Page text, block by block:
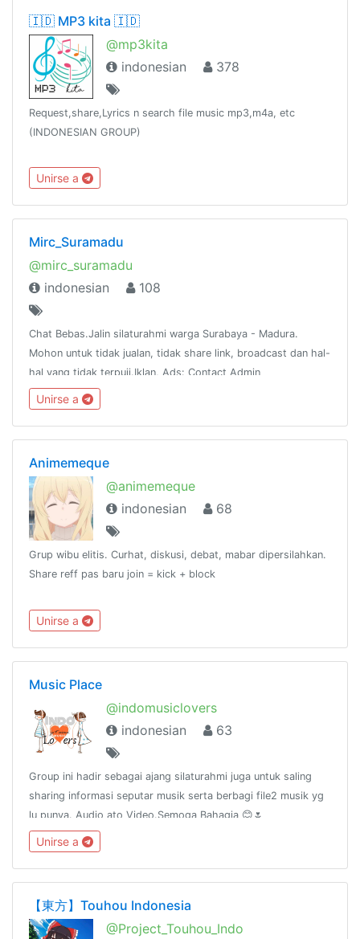
🇮🇩 MP3 kita 🇮🇩
@mp3kita
indonesian
378
Request,share,Lyrics n search file music mp3,m4a, etc
(INDONESIAN GROUP)
Unirse a
Mirc_Suramadu
@mirc_suramadu
indonesian
108
Chat Bebas.Jalin silaturahmi warga Surabaya - Madura.
Mohon untuk tidak jualan, tidak share link, broadcast dan hal-
hal yang tidak terpuji.Iklan, Ads: Contact Admin
Unirse a
Animemeque
@animemeque
indonesian
68
Grup wibu elitis. Curhat, diskusi, debat, mabar dipersilahkan.
Share reff pas baru join = kick + block
Unirse a
Music Place
@indomusiclovers
indonesian
63
Group ini hadir sebagai ajang silaturahmi juga untuk saling
sharing informasi seputar musik serta berbagi file2 musik yg
lu punya. Audio ato Video.Semoga Bahagia 😊🌷
Unirse a
【東方】Touhou Indonesia
@Project_Touhou_Indo